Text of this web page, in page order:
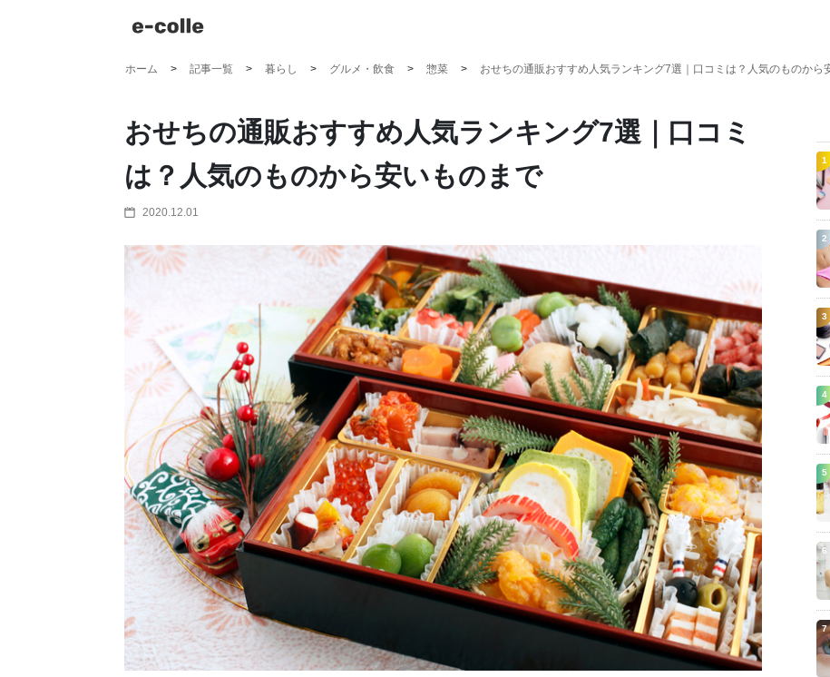
ホーム 記事一覧 暮らし グルメ・飲食 惣菜 おせちの通販おすすめ人気ランキング7選｜口コミは？人気のものから
おせちの通販おすすめ人気ランキング7選｜口コミ
は？人気のものから安いものまで
2020.12.01